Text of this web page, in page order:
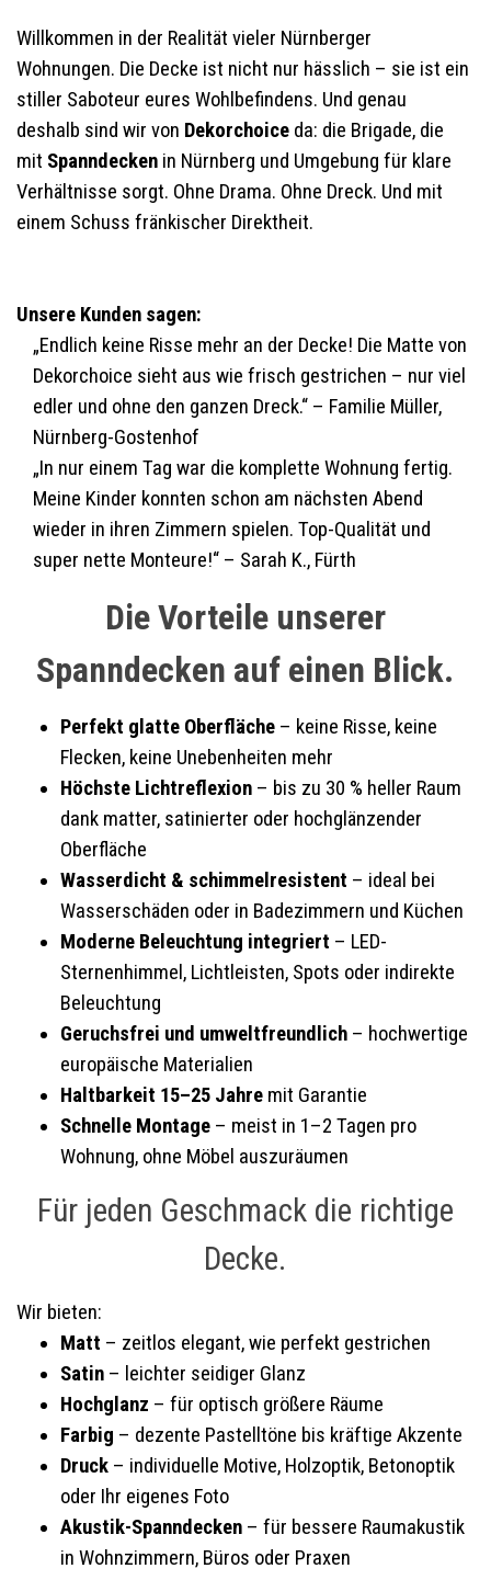
Willkommen in der Realität vieler Nürnberger
Wohnungen. Die Decke ist nicht nur hässlich – sie ist ein
stiller Saboteur eures Wohlbefindens. Und genau
deshalb sind wir von Dekorchoice da: die Brigade, die
mit Spanndecken in Nürnberg und Umgebung für klare
Verhältnisse sorgt. Ohne Drama. Ohne Dreck. Und mit
einem Schuss fränkischer Direktheit.
Unsere Kunden sagen:
„Endlich keine Risse mehr an der Decke! Die Matte von
Dekorchoice sieht aus wie frisch gestrichen – nur viel
edler und ohne den ganzen Dreck.“ – Familie Müller,
Nürnberg-Gostenhof
„In nur einem Tag war die komplette Wohnung fertig.
Meine Kinder konnten schon am nächsten Abend
wieder in ihren Zimmern spielen. Top-Qualität und
super nette Monteure!“ – Sarah K., Fürth
Die Vorteile unserer
Spanndecken auf einen Blick.
Perfekt glatte Oberfläche – keine Risse, keine
Flecken, keine Unebenheiten mehr
Höchste Lichtreflexion – bis zu 30 % heller Raum
dank matter, satinierter oder hochglänzender
Oberfläche
Wasserdicht & schimmelresistent – ideal bei
Wasserschäden oder in Badezimmern und Küchen
Moderne Beleuchtung integriert – LED-
Sternenhimmel, Lichtleisten, Spots oder indirekte
Beleuchtung
Geruchsfrei und umweltfreundlich – hochwertige
europäische Materialien
Haltbarkeit 15–25 Jahre mit Garantie
Schnelle Montage – meist in 1–2 Tagen pro
Wohnung, ohne Möbel auszuräumen
Für jeden Geschmack die richtige
Decke.
Wir bieten:
Matt – zeitlos elegant, wie perfekt gestrichen
Satin – leichter seidiger Glanz
Hochglanz – für optisch größere Räume
Farbig – dezente Pastelltöne bis kräftige Akzente
Druck – individuelle Motive, Holzoptik, Betonoptik
oder Ihr eigenes Foto
Akustik-Spanndecken – für bessere Raumakustik
in Wohnzimmern, Büros oder Praxen